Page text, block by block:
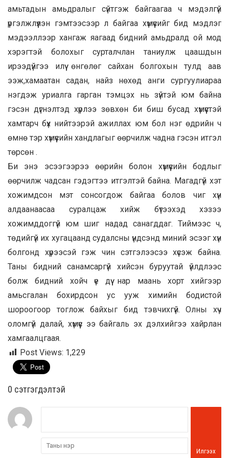
амьтадын амьдралыг сүйтгэж байгаагаа ч мэдэлгүй
үргэлжлүүлэн гэмтээсээр л байгаа хүмүүсийг бид мэдлэг
мэдээллээр хангаж яагаад бидний амьдралд ой мод
хэрэгтэй болохыг сурталчлан таниулж цаашдын
ирээдүйгээ илүү өнгөлөг сайхан болгохын тулд аав
ээж,хамаатан садан, найз нөхөд анги сургуулиараа
нэгдэж уриалга гарган тэмцэх нь зүйтэй юм байна
гэсэн дүгнэлтэд хүрлээ зөвхөн би биш бусад хүмүүстэй
хамтарч бүх нийтээрэй ажиллах юм бол нэг өдрийн ч
өмнө тэр хүмүүсийн хандлагыг өөрчилж чадна гэсэн итгэл
төрсөн .
Би энэ эсээгээрээ өөрийн болон хүмүүсийн бодлыг
өөрчилж чадсан гэдэгтээ итгэлтэй байна. Магадгүй хэт
хожимдсон мэт сонсогдож байгаа болов чиг хүн
алдаанаасаа суралцаж хийж бүтээхэд хэзээ
хожимддоггүй юм шиг надад санагддаг. Тиймээс ч,
төдийгүй их хугацаанд судалсны үндсэнд миний эсээг хүн
болгонд хүрээсэй гэж чин сэтгэлээсээ хүсэж байна.
Таны бидний санамсаргүй хийсэн буруутай үйлдлээс
болж бидний хойч үе дүү нар маань хорт хийгээр
амьсгалан бохирдсон ус ууж химийн бодистой
шороогоор тоглож байхыг бид тэвчихгүй. Олны хүч
оломгүй далай, хүмүүс ээ байгаль эх дэлхийгээ хайрлан
хамгаалцгаая.
Post Views: 1,229
0 cэтгэгдэлтэй
Илгээх